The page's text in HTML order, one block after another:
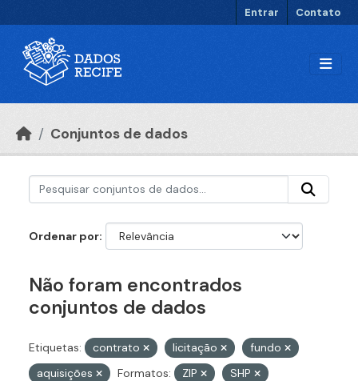
Entrar Contato
Conjuntos de dados
Ordenar por
Não foram encontrados
conjuntos de dados
Etiquetas: contrato licitação
fundo
aquisições
Formatos: ZIP
SHP